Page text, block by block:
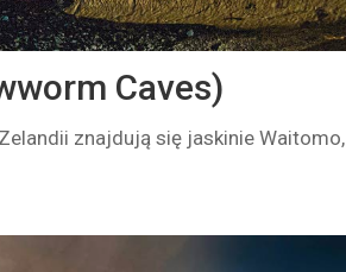
Caves)
znajdują się jaskinie Waitomo,